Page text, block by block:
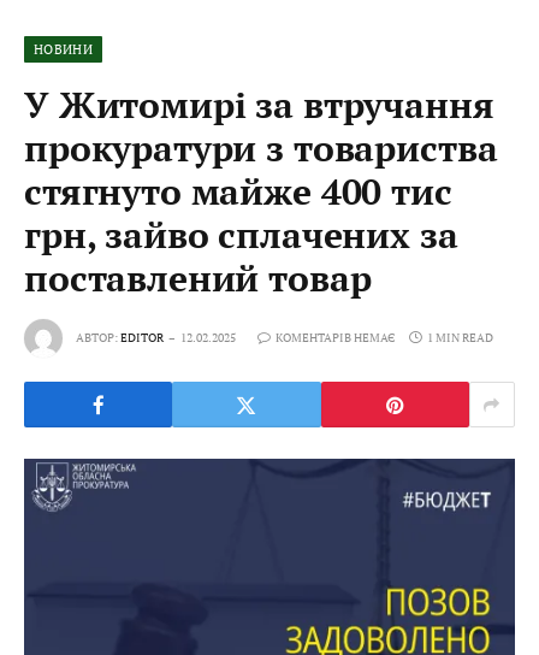
НОВИНИ
У Житомирі за втручання
прокуратури з товариства
стягнуто майже 400 тис
грн, зайво сплачених за
поставлений товар
АВТОР:EDITOR 12.02.2025 КОМЕНТАРІВ НЕМАЄ 1 MIN READ